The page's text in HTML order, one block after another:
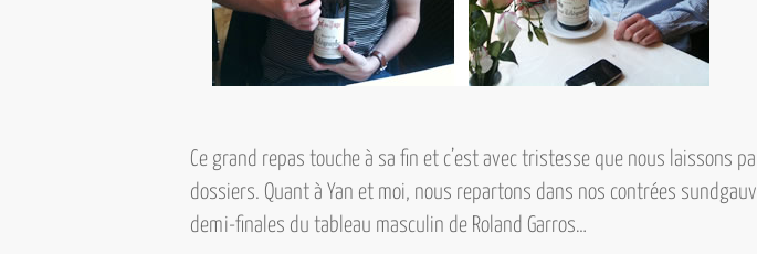
Ce grand repas touche à sa fin et c’est avec tristesse que nous laissons
dossiers. Quant à Yan et moi, nous repartons dans nos contrées
demi-finales du tableau masculin de Roland Garros…